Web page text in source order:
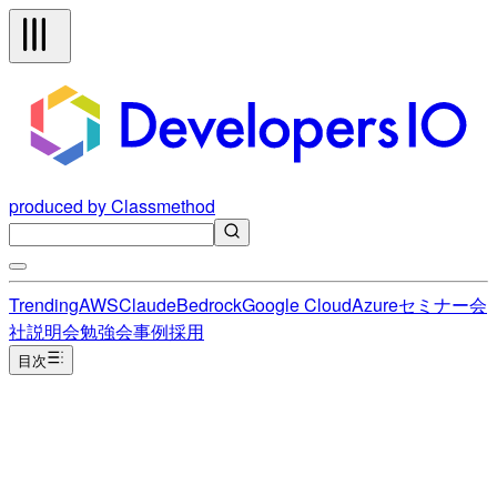
produced by Classmethod
TrendingAWSClaudeBedrockGoogle CloudAzureセミナー会
社説明会勉強会事例採用
目次